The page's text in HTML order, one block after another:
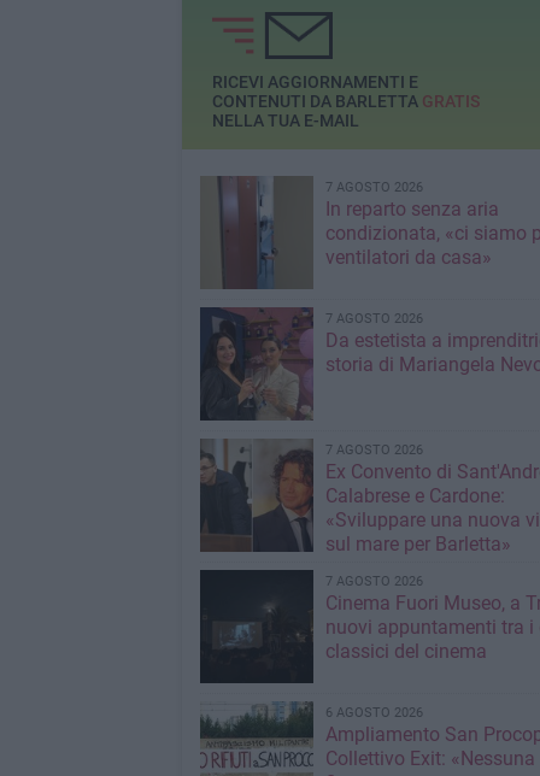
RICEVI AGGIORNAMENTI E
CONTENUTI DA BARLETTA GRATIS
NELLA TUA E-MAIL
7 AGOSTO 2026
In reparto senza aria
condizionata, «ci siamo
ventilatori da casa»
7 AGOSTO 2026
Da estetista a
storia di Mariangela
7 AGOSTO 2026
Ex Convento di
Calabrese e Cardone:
«Sviluppare una nuova
sul mare per Barletta»
7 AGOSTO 2026
Cinema Fuori Museo, a
nuovi appuntamenti tra i
classici del cinema
6 AGOSTO 2026
Ampliamento San
Collettivo Exit: